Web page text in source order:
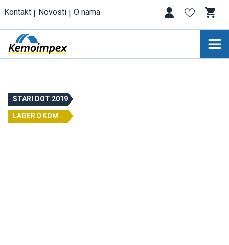
Kontakt Novosti O nama
STARI DOT 2019
LAGER 0 KOM